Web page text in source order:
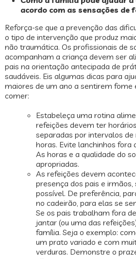
acordo com as sensações de
Reforça-se que a prevenção das
o tipo de intervenção que produz
não traumática. Os profissionais de
acompanham a criança devem ser
pais na orientação antecipada de
saudáveis. Eis algumas dicas para
maiores de um ano a sentirem
comer:
Estabeleça uma rotina
refeições devem ter
separadas por intervalos
horas. Evite lanchinhos fora
As horas e a qualidade do
apropriadas.
As refeições devem
presença dos pais e irmãos,
possível. De preferência,
no cadeirão, para elas se
Se os pais trabalham fora
jantar (ou uma das
família. Seja o exemplo:
um prato variado e com
verduras. Demonstre o